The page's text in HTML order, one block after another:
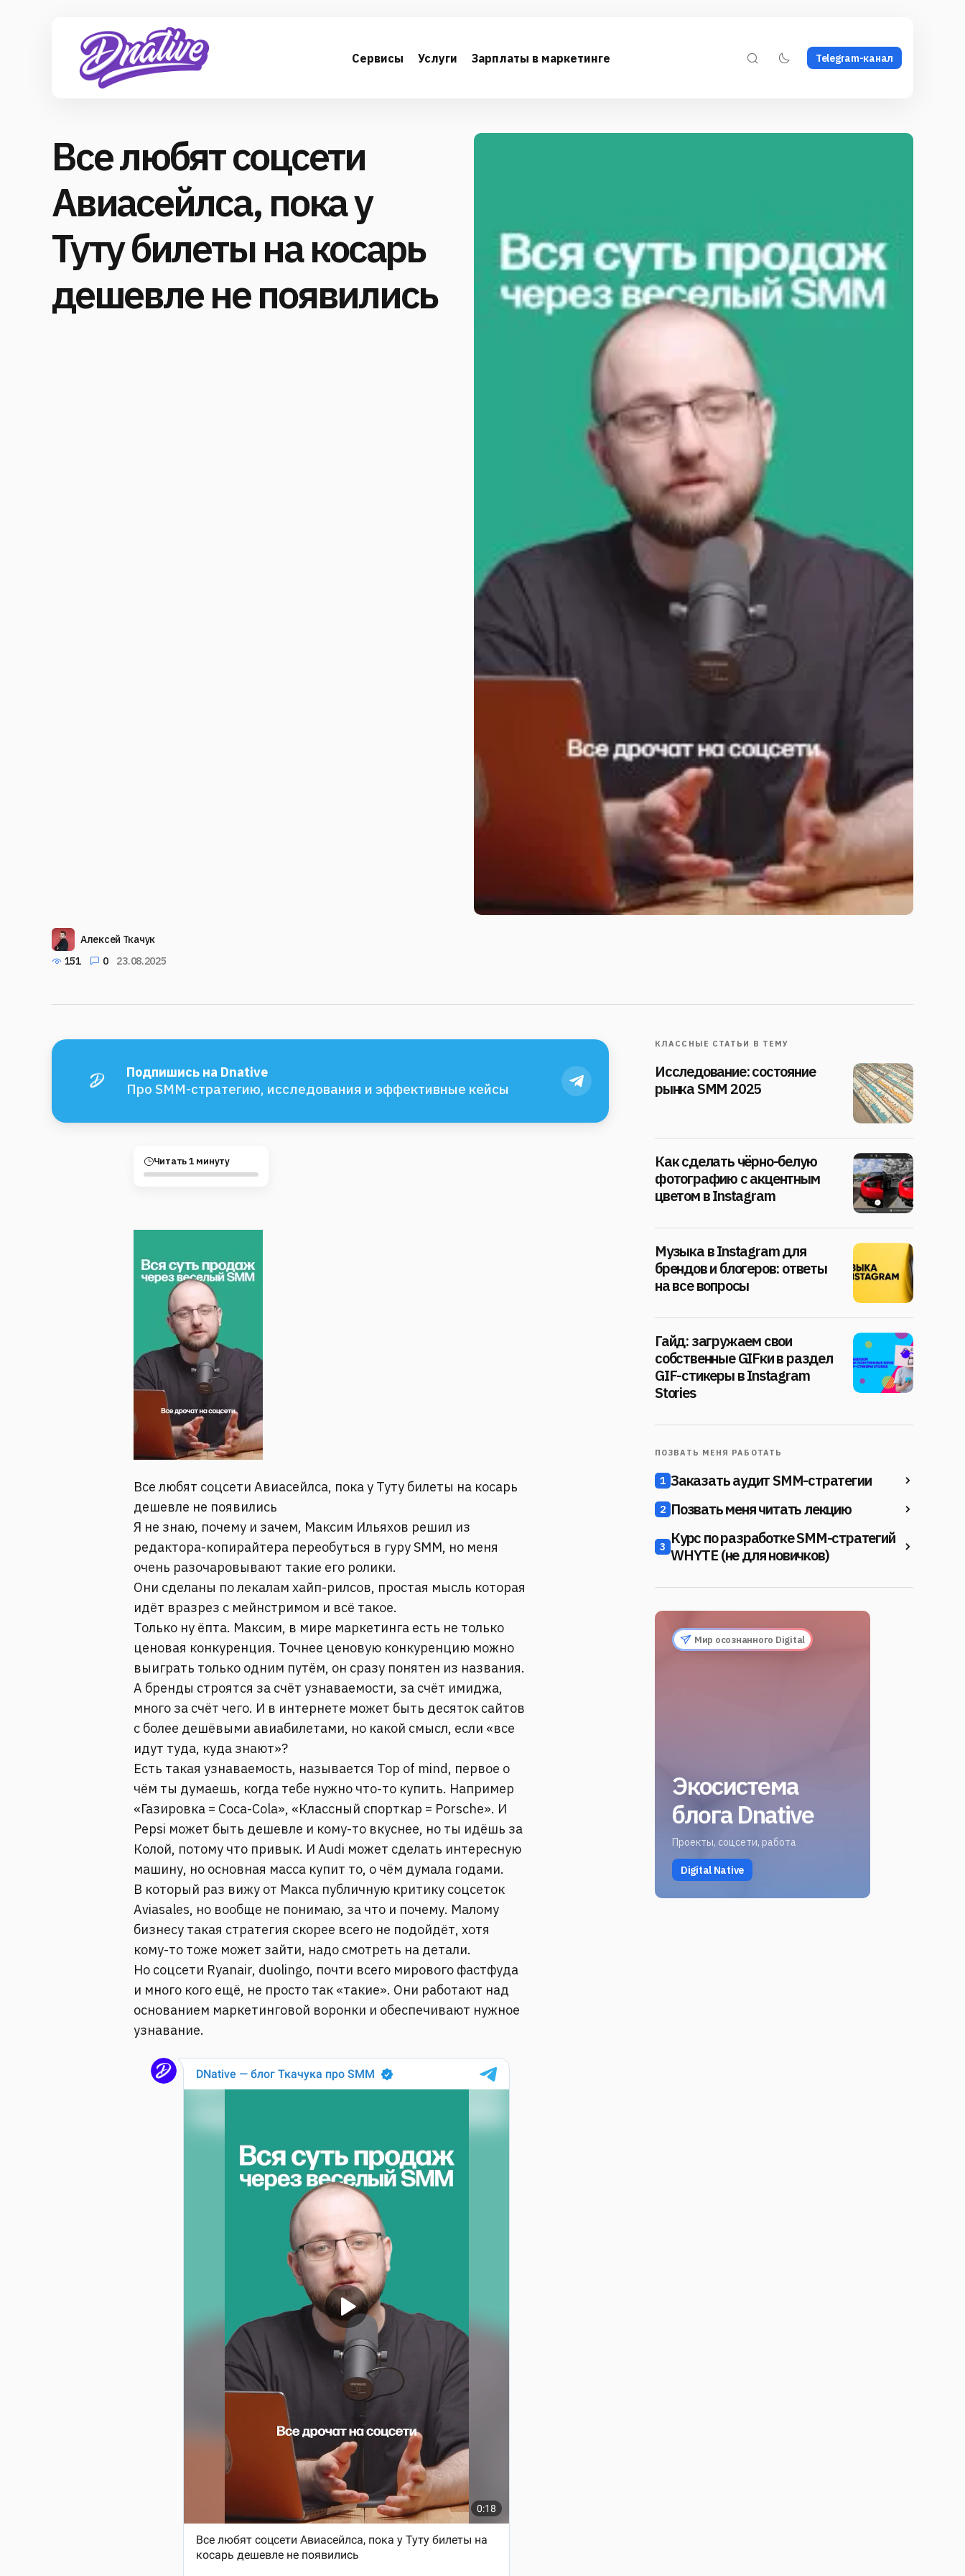
Сервисы Услуги Зарплаты в маркетинге Telegram-канал
Все любят соцсети
Авиасейлса, пока у
Туту билеты на косарь
дешевле не появились
Алексей Ткачук
151
0 23.08.2025
Подпишись на Dnative
Про SMM-стратегию, исследования и эффективные кейсы
Читать 1 минуту
Все любят соцсети Авиасейлса, пока у Туту билеты на косарь
дешевле не появились
Я не знаю, почему и зачем, Максим Ильяхов решил из
редактора-копирайтера переобуться в гуру SMM, но меня
очень разочаровывают такие его ролики.
Они сделаны по лекалам хайп-рилсов, простая мысль которая
идёт вразрез с мейнстримом и всё такое.
Только ну ёпта. Максим, в мире маркетинга есть не только
ценовая конкуренция. Точнее ценовую конкуренцию можно
выиграть только одним путём, он сразу понятен из названия.
А бренды строятся за счёт узнаваемости, за счёт имиджа,
много за счёт чего. И в интернете может быть десяток сайтов
с более дешёвыми авиабилетами, но какой смысл, если «все
идут туда, куда знают»?
Есть такая узнаваемость, называется Top of mind, первое о
чём ты думаешь, когда тебе нужно что-то купить. Например
«Газировка = Coca-Cola», «Классный спорткар = Porsche». И
Pepsi может быть дешевле и кому-то вкуснее, но ты идёшь за
Колой, потому что привык. И Audi может сделать интересную
машину, но основная масса купит то, о чём думала годами.
В который раз вижу от Макса публичную критику соцсеток
Aviasales, но вообще не понимаю, за что и почему. Малому
бизнесу такая стратегия скорее всего не подойдёт, хотя
кому-то тоже может зайти, надо смотреть на детали.
Но соцсети Ryanair, duolingo, почти всего мирового фастфуда
и много кого ещё, не просто так «такие». Они работают над
основанием маркетинговой воронки и обеспечивают нужное
узнавание.
КЛАССНЫЕ СТАТЬИ В ТЕМУ
Исследование: состояние
рынка SMM 2025
Как сделать чёрно-белую
фотографию с акцентным
цветом в Instagram
Музыка в Instagram для
брендов и блогеров: ответы
на все вопросы
Гайд: загружаем свои
собственные GIFки в раздел
GIF-стикеры в Instagram
Stories
ПОЗВАТЬ МЕНЯ РАБОТАТЬ
1 Заказать аудит SMM-стратегии
2 Позвать меня читать лекцию
3 Курс по разработке SMM-стратегий
WHYTE (не для новичков)
Мир осознанного Digital
Экосистема
блога Dnative
Проекты, соцсети, работа
Digital Native